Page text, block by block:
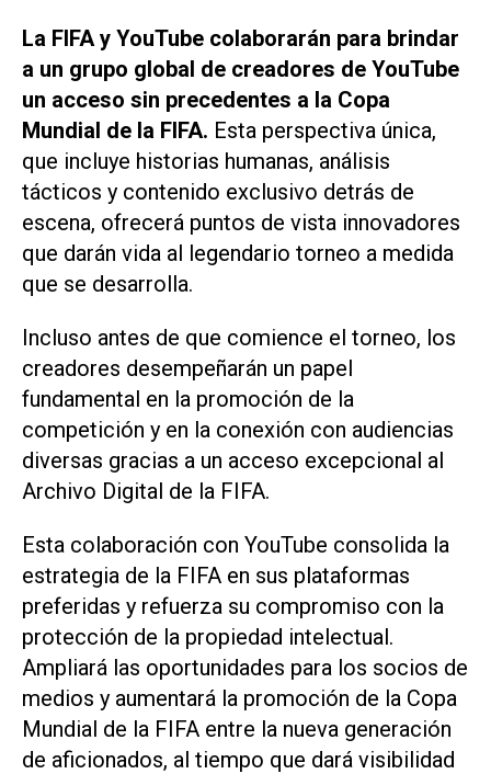
La FIFA y YouTube colaborarán para brindar
a un grupo global de creadores de YouTube
un acceso sin precedentes a la Copa
Mundial de la FIFA. Esta perspectiva única,
que incluye historias humanas, análisis
tácticos y contenido exclusivo detrás de
escena, ofrecerá puntos de vista innovadores
que darán vida al legendario torneo a medida
que se desarrolla.
Incluso antes de que comience el torneo, los
creadores desempeñarán un papel
fundamental en la promoción de la
competición y en la conexión con audiencias
diversas gracias a un acceso excepcional al
Archivo Digital de la FIFA.
Esta colaboración con YouTube consolida la
estrategia de la FIFA en sus plataformas
preferidas y refuerza su compromiso con la
protección de la propiedad intelectual.
Ampliará las oportunidades para los socios de
medios y aumentará la promoción de la Copa
Mundial de la FIFA entre la nueva generación
de aficionados, al tiempo que dará visibilidad